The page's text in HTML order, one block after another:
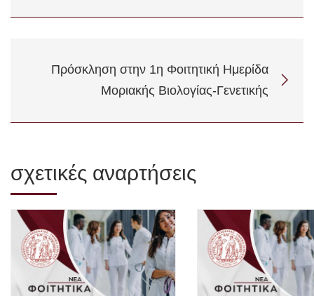
Πρόσκληση στην 1η Φοιτητική Ημερίδα
Μοριακής Βιολογίας-Γενετικής
σχετικές αναρτήσεις